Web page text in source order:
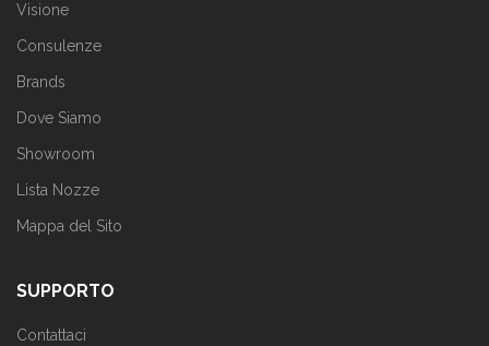
Visione
Consulenze
Brands
Dove Siamo
Showroom
Lista Nozze
Mappa del Sito
SUPPORTO
Contattaci